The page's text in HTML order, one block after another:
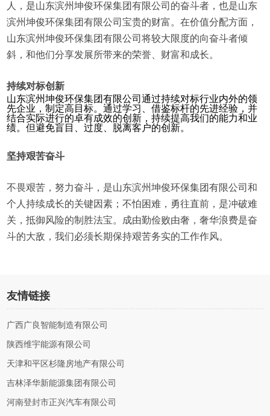
人，是山东滨州坤俊环保集团有限公司的奋斗者，也是山东
滨州坤俊环保集团有限公司宝贵的财富。在价值分配方面，
山东滨州坤俊环保集团有限公司将较大限度的向奋斗者倾
斜，和他们分享发展所带来的荣誉、财富和成长。
持续对标创新
山东滨州坤俊环保集团有限公司通过持续对标行业内外的领
先企业，制定高目标。通过学习、借鉴标杆的先进经验，并
结合实际进行的卓有成效的创新，持续提高我们的能力和业
绩。但避免盲目、过度、脱离客户的创新。
坚持艰苦奋斗
不畏艰苦，努力奋斗，是山东滨州坤俊环保集团有限公司和
个人持续成长的关键因素；不怕困难，勇往直前，是冲破难
关，抵御风险的制胜法宝。成由勤俭败由奢，奢华浪费是奋
斗的大敌，我们必须长期保持艰苦务实的工作作风。
友情链接
广西广良智能制造有限公司
陕西维宇能源有限公司
天津和平区杉隆房地产有限公司
吉林泽华新能源集团有限公司
河南登封市正兴汽车有限公司